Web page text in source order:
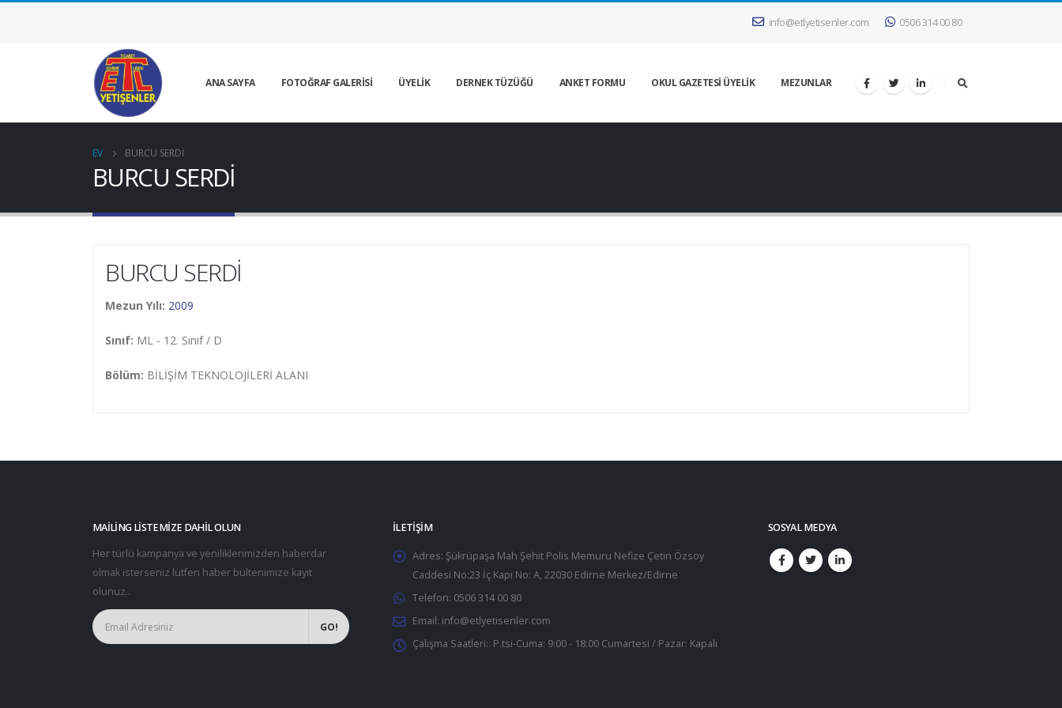
info@etlyetisenler.com 0506 314 00 80
ANA SAYFA FOTOĞRAF GALERİSİ ÜYELİK DERNEK TÜZÜĞÜ ANKET FORMU OKUL GAZETESİ ÜYELİK MEZUNLAR
EV BURCU SERDİ
BURCU SERDİ
BURCU SERDİ
Mezun Yılı: 2009
Sınıf: ML - 12. Sınıf / D
Bölüm: BİLİŞİM TEKNOLOJİLERİ ALANI
MAILING LISTEMIZE DAHIL OLUN
Her türlü kampanya ve yeniliklerimizden haberdar
olmak isterseniz lütfen haber bültenimize kayıt
olunuz..
İLETIŞIM
Adres: Şükrüpaşa Mah Şehit Polis Memuru Nefize Çetin Özsoy
Caddesi No:23 İç Kapı No: A, 22030 Edirne Merkez/Edirne
Telefon: 0506 314 00 80
Email: info@etlyetisenler.com
Çalışma Saatleri:: P.tsi-Cuma: 9:00 - 18:00 Cumartesi / Pazar: Kapalı
SOSYAL MEDYA